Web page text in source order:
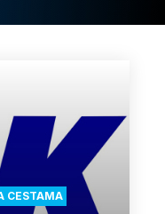
CESTAMA